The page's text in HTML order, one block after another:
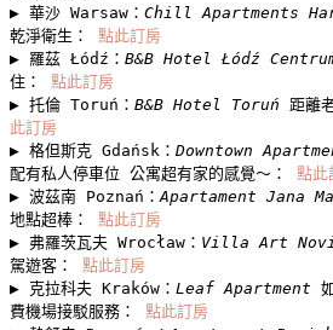
▶︎ 華沙 Warsaw： Chill Apartments
乾淨衛生： 點此訂房
▶︎ 羅茲 Łódź： B&B Hotel Łódź
住： 點此訂房
▶︎ 托倫 Toruń： B&B Hotel Toruń 距離
此訂房
▶︎ 格但斯克 Gdańsk： Downtown
配有私人停車位 公寓超有家的感覺～： 點此
▶︎ 波茲南 Poznań： Apartament Jana
地點超棒： 點此訂房
▶︎ 弗羅茨瓦夫 Wrocław： Villa Art
駕遊客： 點此訂房
▶︎ 克拉科夫 Kraków： Leaf Apartment
費機場接駁服務： 點此訂房